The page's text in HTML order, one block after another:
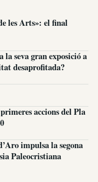
les Arts»: el final
la seva gran exposició a
desaprofitada?
accions del Pla
impulsa la segona
Paleocristiana